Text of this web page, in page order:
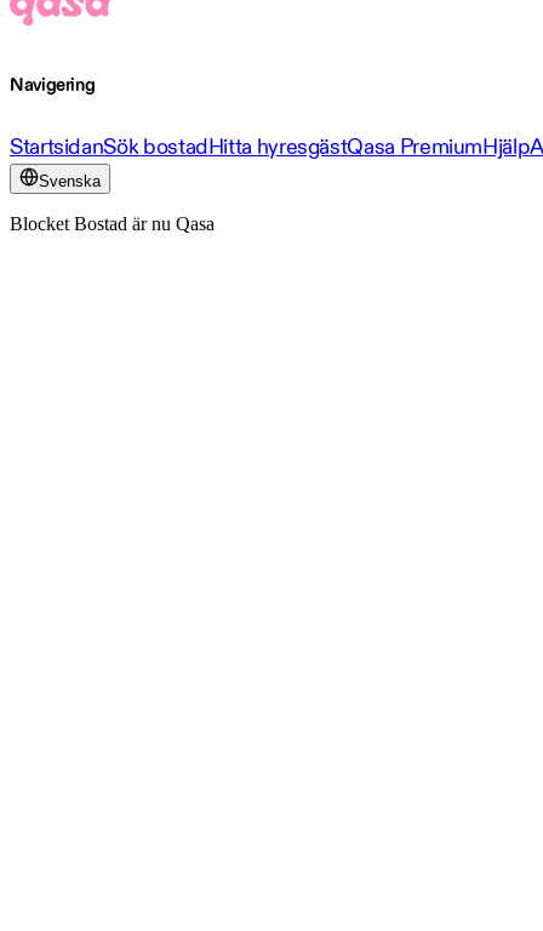
Navigering
StartsidanSök bostadHitta hyresgästQasa PremiumHjälp
Svenska
Blocket Bostad är nu Qasa